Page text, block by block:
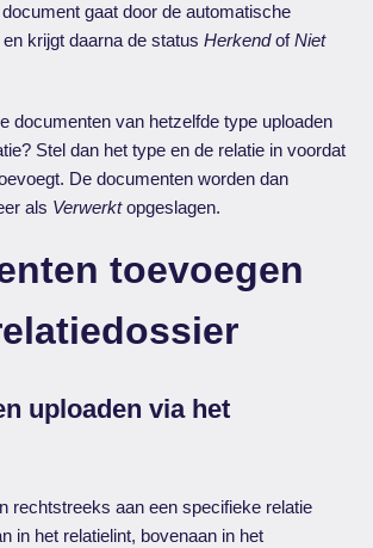
document gaat door de automatische
en krijgt daarna de statusHerkendofNiet
documenten van hetzelfde type uploaden
Stel dan het type en de relatie in voordat
De documenten worden dan
als Verwerktopgeslagen.
toevoegen
uploaden via het
rechtstreeks aan een specifieke relatie
in het relatielint, bovenaan in het